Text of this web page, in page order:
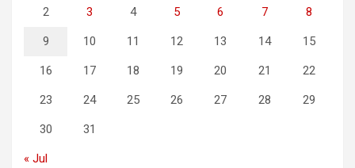
2 3 4 5 6 7 8
9 10 11 12 13 14 15
16 17 18 19 20 21 22
23 24 25 26 27 28 29
30 31
« Jul